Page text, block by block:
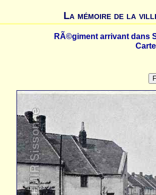
La mémoire de la
RÃ©giment arrivant dans